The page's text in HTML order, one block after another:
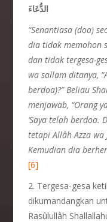
الدُّعَاءَ
“Senantiasa (doa)
dia tidak memohon
dan tidak tergesa-
wa sallam ditanya,
berdoa)?” Beliau
menjawab, “Orang
‘Saya telah berdoa.
tetapi Allâh Azza
Kemudian dia
[6]
2. Tergesa-gesa
dikumandangkan
Rasûlullâh